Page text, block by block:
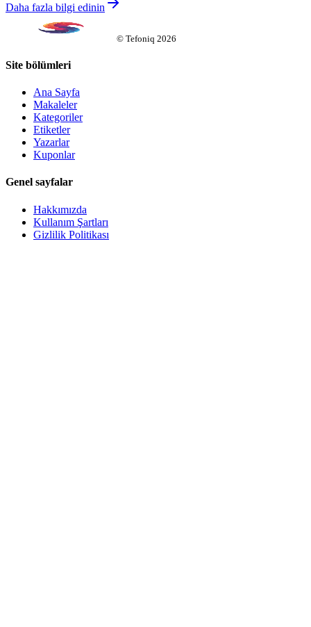
Daha fazla bilgi edinin
© Tefoniq 2026
Site bölümleri
Ana Sayfa
Makaleler
Kategoriler
Etiketler
Yazarlar
Kuponlar
Genel sayfalar
Hakkımızda
Kullanım Şartları
Gizlilik Politikası